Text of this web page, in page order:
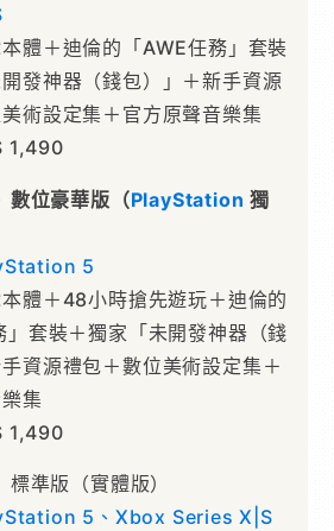
體＋迪倫的「AWE任務」套裝
發神器（錢包）」＋新⼿資源
術設定集＋官⽅原聲⾳樂集
1,490
數位豪華版（PlayStation 獨
5
體＋48⼩時搶先遊玩＋迪倫的
」套裝＋獨家「未開發神器（錢
資源禮包＋數位美術設定集＋
集
1,490
標準版（實體版）
5 、 Xbox Series X|S